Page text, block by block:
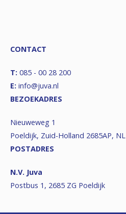
CONTACT
T: 085 - 00 28 200
E: info@juva.nl
BEZOEKADRES
Nieuweweg 1
Poeldijk, Zuid-Holland 2685AP, NL
POSTADRES
N.V. Juva
Postbus 1, 2685 ZG Poeldijk